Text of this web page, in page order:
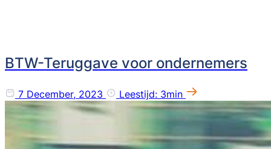
BTW-Teruggave voor ondernemers
7 December, 2023 Leestijd: 3min